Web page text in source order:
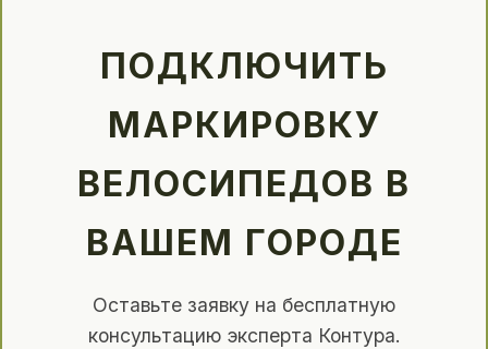
ПОДКЛЮЧИТЬ
МАРКИРОВКУ
ВЕЛОСИПЕДОВ В
ВАШЕМ ГОРОДЕ
Оставьте заявку на бесплатную
консультацию эксперта Контура.